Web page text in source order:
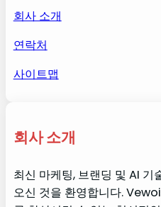
회사 소개
연락처
사이트맵
회사 소개
최신 마케팅, 브랜딩 및 AI
오신 것을 환영합니다.